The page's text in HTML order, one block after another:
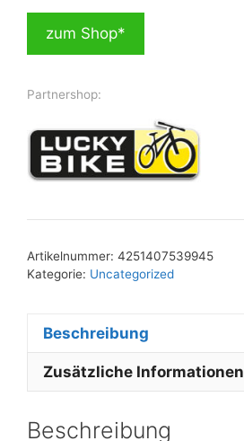
zum Shop*
Partnershop:
Artikelnummer: 4251407539945
Kategorie: Uncategorized
Beschreibung
Zusätzliche Informationen
Beschreibung